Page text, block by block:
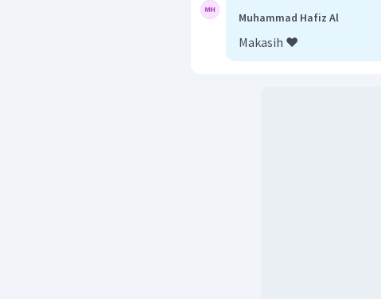
Muhammad Hafiz Al
Makasih ❤️